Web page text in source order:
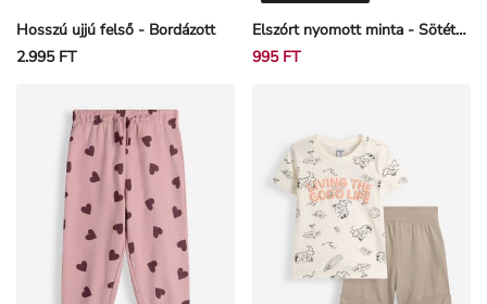
Hosszú ujjú felső - Bordázott
2.995 FT
Elszórt nyomott minta - Sötétszürke
995 FT